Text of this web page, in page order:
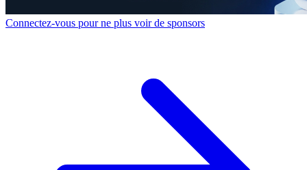
Connectez-vous pour ne plus voir de sponsors